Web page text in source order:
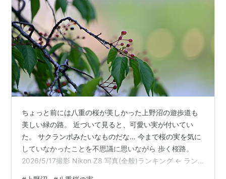
ちょっと前には八重の桜が美しかった上野沼の遊歩道も
美しい緑の路。 近づいて見ると、可愛い実が付いてい
た。 サクランボみたいなものだな… 今まで桜の実を気に
していなかったことを不思議に思いながら 歩く桜路。
2026/5/17撮影 Nikon Z8 写真(全般)ランキング ← ラン